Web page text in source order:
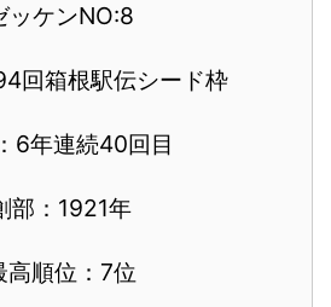
ッケンNO:8
回箱根駅伝シード枠
6年連続40回目
部：1921年
高順位：7位